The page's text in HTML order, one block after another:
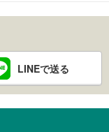
LINEで送る